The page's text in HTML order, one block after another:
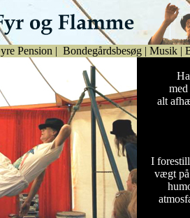
Pension | Bondegårdsbesøg | Musik |
alt
I
vægt på